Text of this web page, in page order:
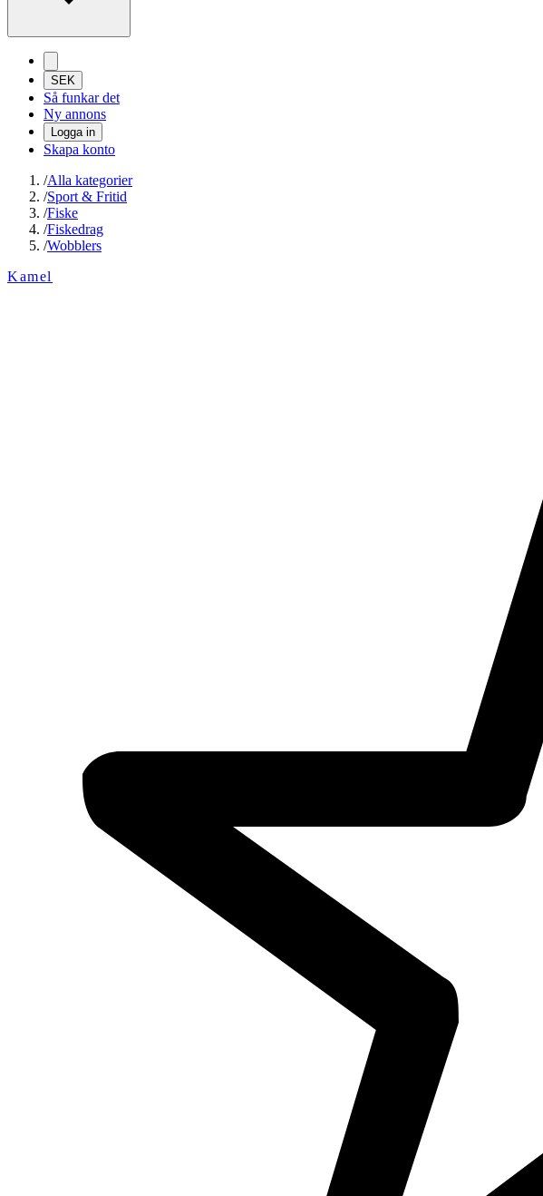
SEK
Så funkar det
Ny annons
Logga in
Skapa konto
/Alla kategorier
/Sport & Fritid
/Fiske
/Fiskedrag
/Wobblers
Kamel